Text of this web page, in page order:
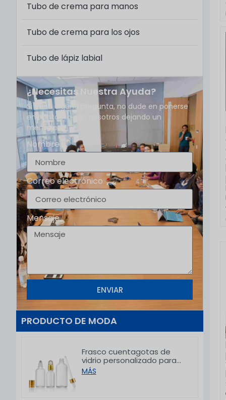
Tubo de crema para manos
Tubo de crema para los ojos
Tubo de lápiz labial
¿Necesitas Nuestra Ayuda?
Si tiene alguna pregunta, no dude en ponerse
en contacto con nosotros dejando un
mensaje.
Nombre
Correo electrónico
Mensaje
ENVIAR
PRODUCTO DE MODA
Frasco cuentagotas de
vidrio personalizado para
aceites esenciales, ideal
para el empaque de
MÁS